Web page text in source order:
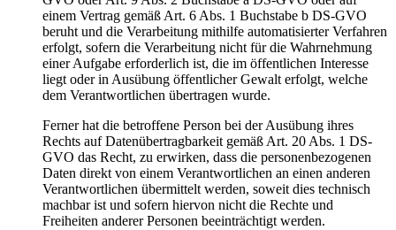
einem Vertrag gemäß Art. 6 Abs. 1 Buchstabe b DS-GVO
beruht und die Verarbeitung mithilfe automatisierter Verfahren
erfolgt, sofern die Verarbeitung nicht für die Wahrnehmung
einer Aufgabe erforderlich ist, die im öffentlichen Interesse
liegt oder in Ausübung öffentlicher Gewalt erfolgt, welche
dem Verantwortlichen übertragen wurde.
Ferner hat die betroffene Person bei der Ausübung ihres
Rechts auf Datenübertragbarkeit gemäß Art. 20 Abs. 1 DS-
GVO das Recht, zu erwirken, dass die personenbezogenen
Daten direkt von einem Verantwortlichen an einen anderen
Verantwortlichen übermittelt werden, soweit dies technisch
machbar ist und sofern hiervon nicht die Rechte und
Freiheiten anderer Personen beeinträchtigt werden.